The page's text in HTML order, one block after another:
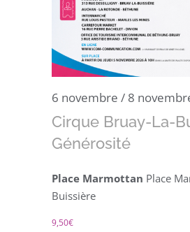
6 novembre / 8
Cirque Bruay-La-
Générosité
Place Marmottan Place
Buissière
9,50€